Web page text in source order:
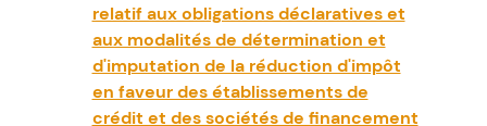
relatif aux obligations déclaratives et
aux modalités de détermination et
d'imputation de la réduction d'impôt
en faveur des établissements de
crédit et des sociétés de financement